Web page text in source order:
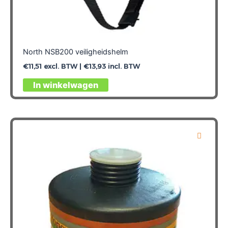
North NSB200 veiligheidshelm
€11,51 excl. BTW | €13,93incl. BTW
In winkelwagen
Dit
product
meerdere
optie
kan
gekozen
worden
de
productpagina